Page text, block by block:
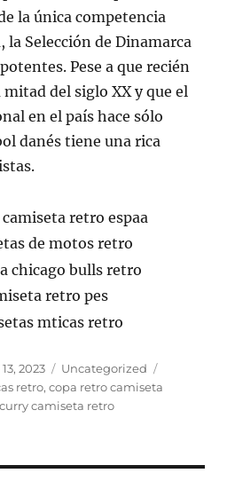
la única competencia
la Selección de Dinamarca
Pese a que recién
mitad del siglo XX y que el
en el país hace sólo
danés tiene una rica
2023 Categorías
Uncategorized
retro,copa retro camiseta
camiseta retro